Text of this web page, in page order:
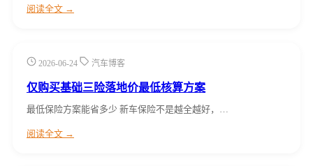
阅读全文 →
2026-06-24 汽车博客
仅购买基础三险落地价最低核算方案
最低保险方案能省多少 新车保险不是越全越好，…
阅读全文 →